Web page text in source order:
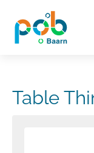
Table